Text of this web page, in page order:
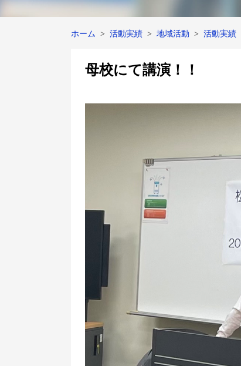
ホーム 活動実績 地域活動 活動実績
母校にて講演！！